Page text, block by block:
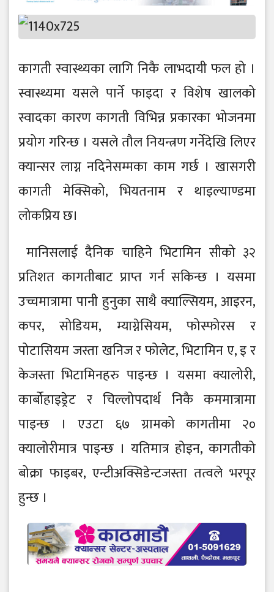
कागती स्वास्थ्यका लागि निकै लाभदायी फल हो ।
स्वास्थ्यमा यसले पार्ने फाइदा र विशेष खालको
स्वादका कारण कागती विभिन्न प्रकारका भोजनमा
प्रयोग गरिन्छ । यसले तौल नियन्त्रण गर्नेदेखि लिएर
क्यान्सर लाग्न नदिनेसम्मका काम गर्छ । खासगरी
कागती मेक्सिको, भियतनाम र थाइल्याण्डमा
लोकप्रिय छ।
मानिसलाई दैनिक चाहिने भिटामिन सीको ३२
प्रतिशत कागतीबाट प्राप्त गर्न सकिन्छ । यसमा
उच्चमात्रामा पानी हुनुका साथै क्याल्सियम, आइरन,
कपर, सोडियम, म्याग्नेसियम, फोस्फोरस र
पोटासियम जस्ता खनिज र फोलेट, भिटामिन ए, इ र
केजस्ता भिटामिनहरु पाइन्छ । यसमा क्यालोरी,
कार्बोहाइड्रेट र चिल्लोपदार्थ निकै कममात्रामा
पाइन्छ । एउटा ६७ ग्रामको कागतीमा २०
क्यालोरीमात्र पाइन्छ । यतिमात्र होइन, कागतीको
बोक्रा फाइबर, एन्टीअक्सिडेन्टजस्ता तत्वले भरपूर
हुन्छ ।